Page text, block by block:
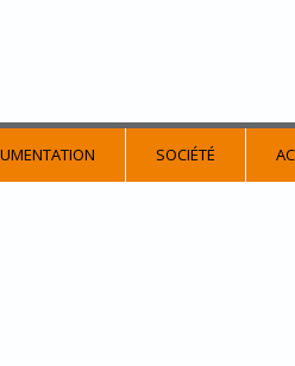
SOCIÉTÉ